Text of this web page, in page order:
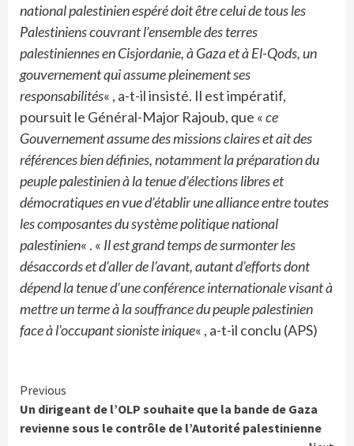
national palestinien espéré doit être celui de tous les
Palestiniens couvrant l’ensemble des terres
palestiniennes en Cisjordanie, à Gaza et à El-Qods, un
gouvernement qui assume pleinement ses
responsabilités« , a-t-il insisté. Il est impératif,
poursuit le Général-Major Rajoub, que «ce
Gouvernement assume des missions claires et ait des
références bien définies, notamment la préparation du
peuple palestinien à la tenue d’élections libres et
démocratiques en vue d’établir une alliance entre toutes
les composantes du système politique national
palestinien« . « Il est grand temps de surmonter les
désaccords et d’aller de l’avant, autant d’efforts dont
dépend la tenue d’une conférence internationale visant à
mettre un terme à la souffrance du peuple palestinien
face à l’occupant sioniste inique« , a-t-il conclu (APS)
Continue
Reading
Previous
Un dirigeant de l’OLP souhaite que la bande de Gaza
revienne sous le contrôle de l’Autorité palestinienne